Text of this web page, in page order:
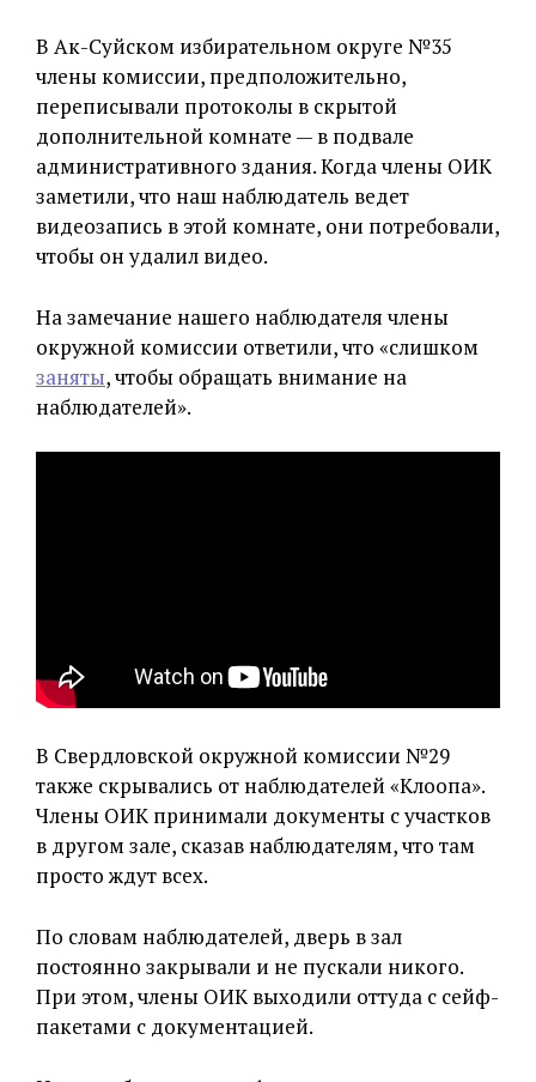
В Ак-Суйском избирательном округе №35
члены комиссии, предположительно,
переписывали протоколы в скрытой
дополнительной комнате — в подвале
административного здания. Когда члены ОИК
заметили, что наш наблюдатель ведет
видеозапись в этой комнате, они потребовали,
чтобы он удалил видео.
На замечание нашего наблюдателя члены
окружной комиссии ответили, что «слишком
заняты, чтобы обращать внимание на
наблюдателей».
В Свердловской окружной комиссии №29
также скрывались от наблюдателей «Клоопа».
Члены ОИК принимали документы с участков
в другом зале, сказав наблюдателям, что там
просто ждут всех.
По словам наблюдателей, дверь в зал
постоянно закрывали и не пускали никого.
При этом, члены ОИК выходили оттуда с сейф-
пакетами с документацией.